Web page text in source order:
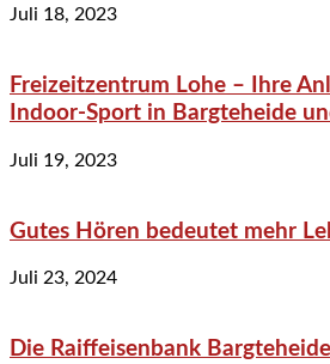
Juli 18, 2023
Freizeitzentrum Lohe – Ihre
Indoor-Sport in Bargteheide
Juli 19, 2023
Gutes Hören bedeutet mehr
Juli 23, 2024
Die Raiffeisenbank